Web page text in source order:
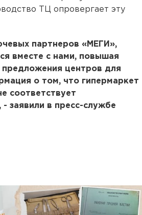
ТЦ опровергает эту
партнеров «МЕГИ»,
вместе с нами, повышая
предложения центров для
о том, что гипермаркет
соответствует
- заявили в пресс-службе